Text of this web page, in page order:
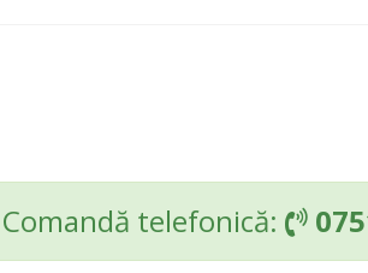
Comandă telefonică: 